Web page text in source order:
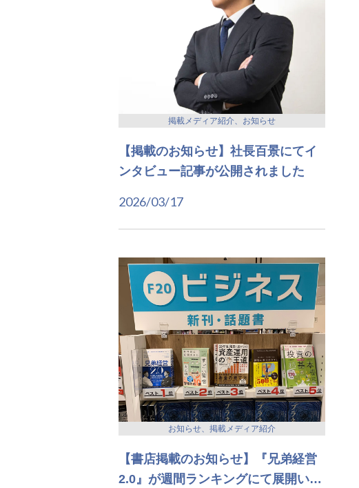
掲載メディア紹介、お知らせ
【掲載のお知らせ】社長百景にてイ
ンタビュー記事が公開されました
2026/03/17
お知らせ、掲載メディア紹介
【書店掲載のお知らせ】『兄弟経営
2.0』が週間ランキングにて展開い…